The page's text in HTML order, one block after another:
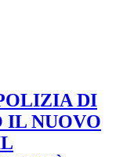
DI
IL NUOVO